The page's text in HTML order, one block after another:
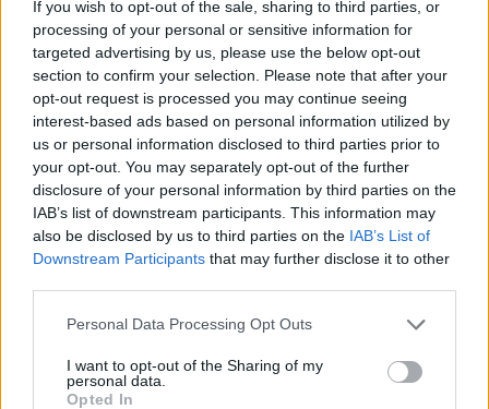
If you wish to opt-out of the sale, sharing to third parties, or
processing of your personal or sensitive information for
targeted advertising by us, please use the below opt-out
section to confirm your selection. Please note that after your
opt-out request is processed you may continue seeing
interest-based ads based on personal information utilized by
us or personal information disclosed to third parties prior to
your opt-out. You may separately opt-out of the further
disclosure of your personal information by third parties on the
IAB’s list of downstream participants. This information may
also be disclosed by us to third parties on the IAB’s List of
Downstream Participants that may further disclose it to other
Personal Data Processing Opt Outs
I want to opt-out of the Sharing of my
personal data.
Opted In
Μην περιμένετε μέχρι να διψάσετε
Αν περιμένετε μέχρι να διψάσετε, έχετε ήδη
μείνει πίσω.Η δίψα είναι ο τρόπος του
σώματός σας να σας πει ότι τα υγρά σας
είναι ήδη χαμηλά. Για να αποφύγετε την
αφυδάτωση, κρατήστε νερό κοντά σας – στο
γραφείο σας, στην τσάντα σας ή δίπλα σας στο
σπίτι. Μικρές, τακτικές γουλιές όλη την ημέρα
είναι ο στόχος, ειδικά σε ζεστό καιρό, όταν
ασκείστε ή αν αισθάνεστε αδιαθεσία. Το κλειδί